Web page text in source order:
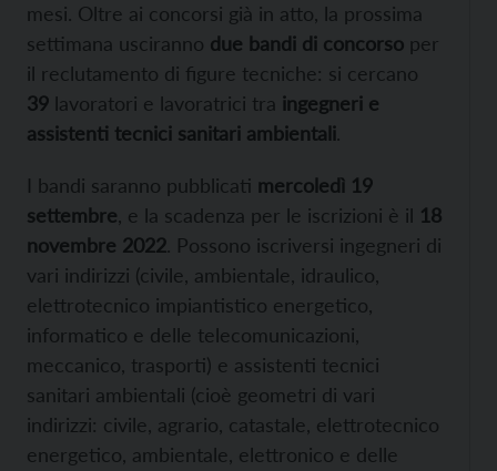
mesi. Oltre ai concorsi già in atto, la prossima
settimana usciranno due bandi di concorso per
il reclutamento di figure tecniche: si cercano
39 lavoratori e lavoratrici tra ingegneri e
assistenti tecnici sanitari ambientali.
I bandi saranno pubblicati mercoledì 19
settembre, e la scadenza per le iscrizioni è il 18
novembre 2022. Possono iscriversi ingegneri di
vari indirizzi (civile, ambientale, idraulico,
elettrotecnico impiantistico energetico,
informatico e delle telecomunicazioni,
meccanico, trasporti) e assistenti tecnici
sanitari ambientali (cioè geometri di vari
indirizzi: civile, agrario, catastale, elettrotecnico
energetico, ambientale, elettronico e delle